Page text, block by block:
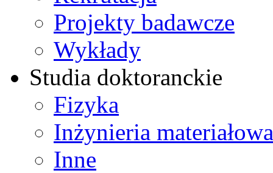
Projekty badawcze
Wykłady
Studia doktoranckie
Fizyka
Inżynieria materiałowa
Inne